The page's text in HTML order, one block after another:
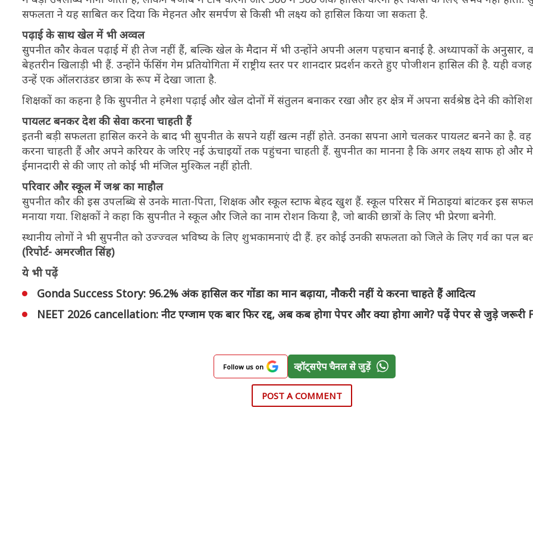
सफलता ने यह साबित कर दिया कि मेहनत और समर्पण से किसी भी लक्ष्य को हासिल किया जा सकता है.
पढ़ाई के साथ खेल में भी अव्वल
सुपनीत कौर केवल पढ़ाई में ही तेज नहीं हैं, बल्कि खेल के मैदान में भी उन्होंने अपनी अलग पहचान बनाई है. अध्यापकों के अनुसार,
बेहतरीन खिलाड़ी भी हैं. उन्होंने फेंसिंग गेम प्रतियोगिता में राष्ट्रीय स्तर पर शानदार प्रदर्शन करते हुए पोजीशन हासिल की है. यही
उन्हें एक ऑलराउंडर छात्रा के रूप में देखा जाता है.
शिक्षकों का कहना है कि सुपनीत ने हमेशा पढ़ाई और खेल दोनों में संतुलन बनाकर रखा और हर क्षेत्र में अपना सर्वश्रेष्ठ देने की
पायलट बनकर देश की सेवा करना चाहती हैं
इतनी बड़ी सफलता हासिल करने के बाद भी सुपनीत के सपने यहीं खत्म नहीं होते. उनका सपना आगे चलकर पायलट बनने का है.
करना चाहती हैं और अपने करियर के जरिए नई ऊंचाइयों तक पहुंचना चाहती हैं. सुपनीत का मानना है कि अगर लक्ष्य साफ हो और
ईमानदारी से की जाए तो कोई भी मंजिल मुश्किल नहीं होती.
परिवार और स्कूल में जश्न का माहौल
सुपनीत कौर की इस उपलब्धि से उनके माता-पिता, शिक्षक और स्कूल स्टाफ बेहद खुश हैं. स्कूल परिसर में मिठाइयां बांटकर इस
मनाया गया. शिक्षकों ने कहा कि सुपनीत ने स्कूल और जिले का नाम रोशन किया है, जो बाकी छात्रों के लिए भी प्रेरणा बनेगी.
स्थानीय लोगों ने भी सुपनीत को उज्ज्वल भविष्य के लिए शुभकामनाएं दी हैं. हर कोई उनकी सफलता को जिले के लिए गर्व का पल
(रिपोर्ट- अमरजीत सिंह)
ये भी पढ़ें
Gonda Success Story: 96.2% अंक हासिल कर गोंडा का मान बढ़ाया, नौकरी नहीं ये करना चाहते हैं आदित्य
NEET 2026 cancellation: नीट एग्जाम एक बार फिर रद्द, अब कब होगा पेपर और क्या होगा आगे? पढ़ें पेपर से जुड़े जरूरी
Follow us on व्हॉट्सऐप चैनल से जुड़ें
POST A COMMENT